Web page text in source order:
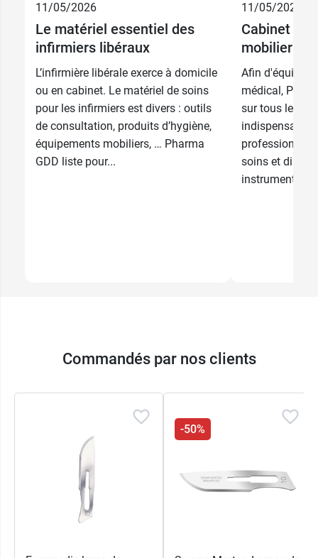
Lame n°11 9,59 €
Lame n°12 9,59 €
Lame n°15 9,59 €
12,59 €
12,59 €
6 mm 12,59 €
11/05/2026
Le matériel essentiel des
infirmiers libéraux
L’infirmière libérale exerce à domicile
ou en cabinet. Le matériel de soins
pour les infirmiers est divers : outils
de consultation, produits d’hygiène,
équipements mobiliers, … Pharma
GDD liste pour...
11/05/2026
Cabinet
mobilier et
Afin d'équiper
médical,
sur tous les
profession :
soins et
Commandés par nos clients
-50%